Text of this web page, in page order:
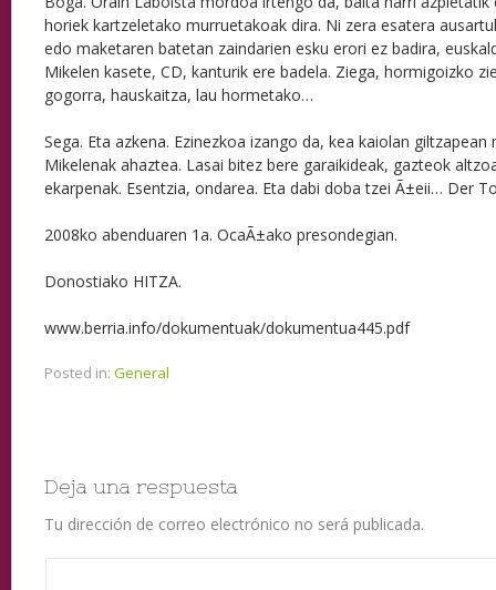
horiek kartzeletako murruetakoak dira. Ni zera esatera
edo maketaren batetan zaindarien esku erori ez badira,
Mikelen kasete, CD, kanturik ere badela. Ziega, hormigoizko
gogorra, hauskaitza, lau hormetako…
Sega. Eta azkena. Ezinezkoa izango da, kea kaiolan
Mikelenak ahaztea. Lasai bitez bere garaikideak, gazteok
ekarpenak. Esentzia, ondarea. Eta dabi doba tzei Ã±eii… Der
2008ko abenduaren 1a. OcaÃ±ako presondegian.
Donostiako HITZA.
www.berria.info/dokumentuak/dokumentua445.pdf
Posted in: General
Deja una respuesta
Tu dirección de correo electrónico no será publicada.